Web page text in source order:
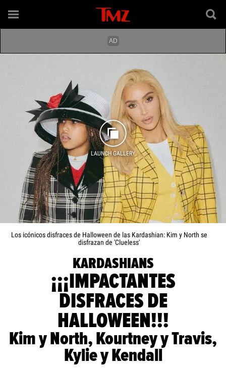
LAUNCH GALLERY
Los icónicos disfraces de Halloween de las Kardashian: Kim y North se
disfrazan de 'Clueless'
KARDASHIANS
¡¡¡IMPACTANTES
DISFRACES DE
HALLOWEEN!!!
Kim y North, Kourtney y Travis,
Kylie y Kendall